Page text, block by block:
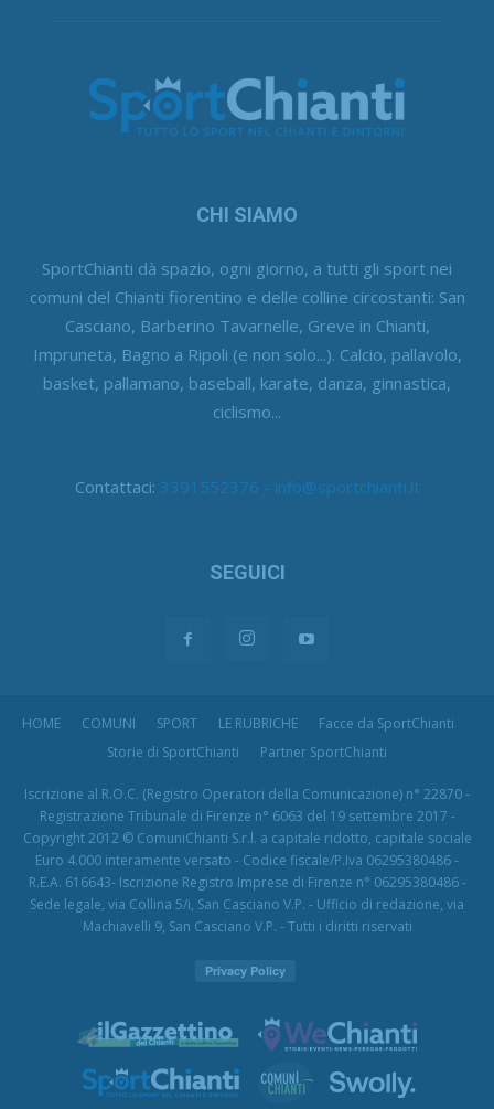
CHI SIAMO
SportChianti dà spazio, ogni giorno, a tutti gli sport nei
comuni del Chianti fiorentino e delle colline circostanti: San
Casciano, Barberino Tavarnelle, Greve in Chianti,
Impruneta, Bagno a Ripoli (e non solo...). Calcio, pallavolo,
basket, pallamano, baseball, karate, danza, ginnastica,
ciclismo...
Contattaci: 3391552376 - info@sportchianti.it
SEGUICI
HOME COMUNI SPORT LE RUBRICHE
Facce da SportChianti
Storie di SportChianti
Partner SportChianti
Iscrizione al R.O.C. (Registro Operatori della Comunicazione) n° 22870 -
Registrazione Tribunale di Firenze n° 6063 del 19 settembre 2017 -
Copyright 2012 © ComuniChianti S.r.l. a capitale ridotto, capitale sociale
Euro 4.000 interamente versato - Codice fiscale/P.Iva 06295380486 -
R.E.A. 616643- Iscrizione Registro Imprese di Firenze n° 06295380486 -
Sede legale, via Collina 5/i, San Casciano V.P. - Ufficio di redazione, via
Machiavelli 9, San Casciano V.P. - Tutti i diritti riservati